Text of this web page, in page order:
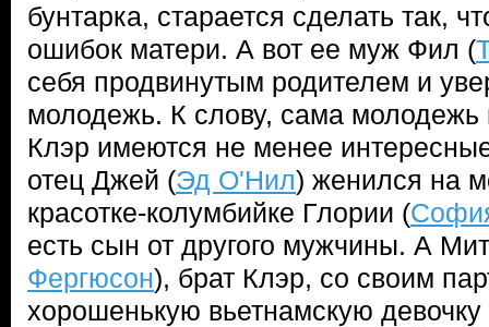
бунтарка, старается сделать так,
ошибок матери. А вот ее муж Фил (
себя продвинутым родителем и
молодежь. К слову, сама молодежь
Клэр имеются не менее
отец Джей (Эд О'Нил) женился на
красотке-колумбийке Глории (
есть сын от другого мужчины. А
Фергюсон), брат Клэр, со своим
хорошенькую вьетнамскую